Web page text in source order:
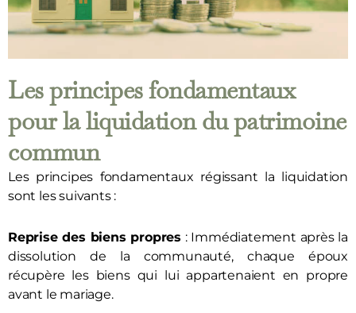
Les principes fondamentaux
pour la liquidation du patrimoine
commun
Les principes fondamentaux régissant la liquidation
sont les suivants :
Reprise des biens propres : Immédiatement après la
dissolution de la communauté, chaque époux
récupère les biens qui lui appartenaient en propre
avant le mariage.